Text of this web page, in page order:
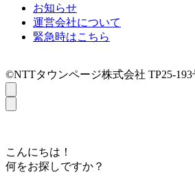
お知らせ
運営会社について
緊急時はこちら
©NTTタウンページ株式会社 TP25-193
こんにちは！
何をお探しですか？